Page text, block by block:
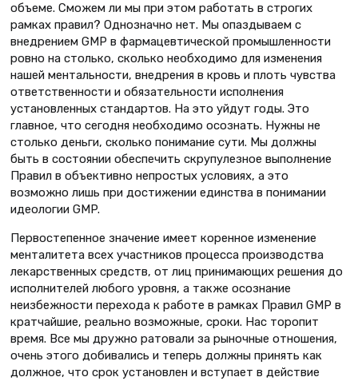
объеме. Сможем ли мы при этом работать в строгих
рамках правил? Однозначно нет. Мы опаздываем с
внедрением GMP в фармацевтической промышленности
ровно на столько, сколько необходимо для изменения
нашей ментальности, внедрения в кровь и плоть чувства
ответственности и обязательности исполнения
установленных стандартов. На это уйдут годы. Это
главное, что сегодня необходимо осознать. Нужны не
столько деньги, сколько понимание сути. Мы должны
быть в состоянии обеспечить скрупулезное выполнение
Правил в объективно непростых условиях, а это
возможно лишь при достижении единства в понимании
идеологии GMP.
Первостепенное значение имеет коренное изменение
менталитета всех участников процесса производства
лекарственных средств, от лиц принимающих решения до
исполнителей любого уровня, а также осознание
неизбежности перехода к работе в рамках Правил GMP в
кратчайшие, реально возможные, сроки. Нас торопит
время. Все мы дружно ратовали за рыночные отношения,
очень этого добивались и теперь должны принять как
должное, что срок установлен и вступает в действие